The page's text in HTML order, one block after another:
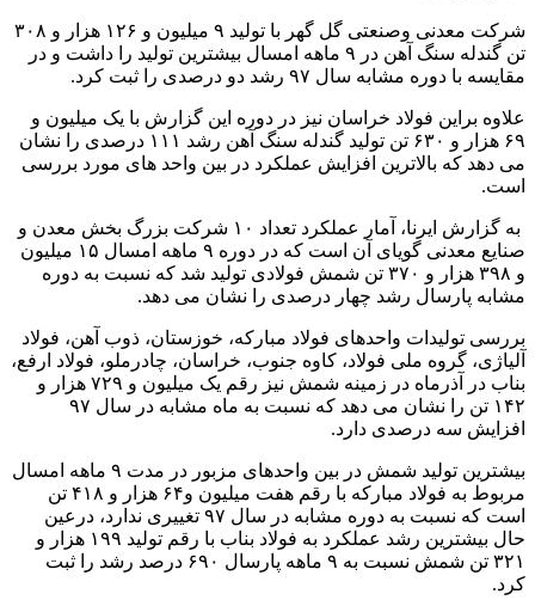
شرکت معدنی وصنعتی گل گهر با تولید ۹ میلیون و ۱۲۶ هزار و ۳۰۸
تن گندله سنگ آهن در ۹ ماهه امسال بیشترین تولید را داشت و در
مقایسه با دوره مشابه سال ۹۷ رشد دو درصدی را ثبت کرد.
علاوه براین فولاد خراسان نیز در دوره این گزارش با یک میلیون و
۶۹ هزار و ۶۳۰ تن تولید گندله سنگ آهن رشد ۱۱۱ درصدی را نشان
می دهد که بالاترین افزایش عملکرد در بین واحد های مورد بررسی
است.
به گزارش ایرنا، آمار عملکرد تعداد ۱۰ شرکت بزرگ بخش معدن و
صنایع معدنی گویای آن است که در دوره ۹ ماهه امسال ۱۵ میلیون
و ۳۹۸ هزار و ۳۷۰ تن شمش فولادی تولید شد که نسبت به دوره
مشابه پارسال رشد چهار درصدی را نشان می دهد.
بررسی تولیدات واحدهای فولاد مبارکه، خوزستان، ذوب آهن، فولاد
آلیاژی، گروه ملی فولاد، کاوه جنوب، خراسان، چادرملو، فولاد ارفع،
بناب در آذرماه در زمینه شمش نیز رقم یک میلیون و ۷۲۹ هزار و
۱۴۲ تن را نشان می دهد که نسبت به ماه مشابه در سال ۹۷
افزایش سه درصدی دارد.
بیشترین تولید شمش در بین واحدهای مزبور در مدت ۹ ماهه امسال
مربوط به فولاد مبارکه با رقم هفت میلیون و۶۴ هزار و ۴۱۸ تن
است که نسبت به دوره مشابه در سال ۹۷ تغییری ندارد، درعین
حال بیشترین رشد عملکرد به فولاد بناب با رقم تولید ۱۹۹ هزار و
۳۲۱ تن شمش نسبت به ۹ ماهه پارسال ۶۹۰ درصد رشد را ثبت
کرد.